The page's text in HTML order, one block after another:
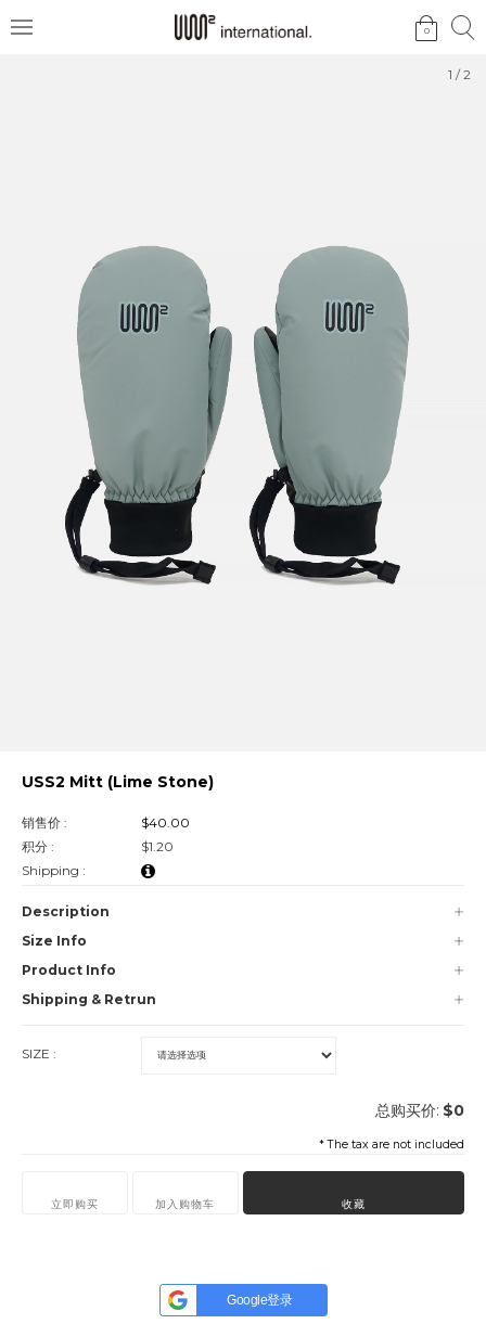
메
검
0
검
1 /2
USS2 Mitt (Lime Stone)
销售价 :
$40.00
积分 :
$1.20
Shipping :
Description
Size Info
Product Info
Shipping & Retrun
SIZE :
总购买价: $0
* The tax are not included
立即购买 加入购物车 收藏
Google登录